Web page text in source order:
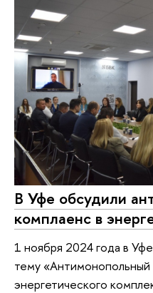
В Уфе обсудили
комплаенс в
1 ноября 2024 года в
тему
энергетического